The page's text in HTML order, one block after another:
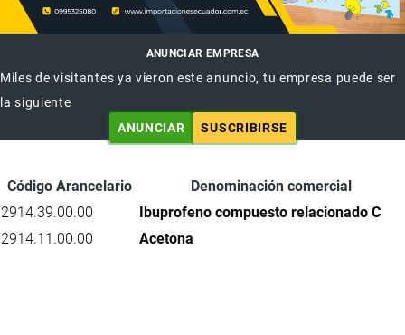
ANUNCIAR EMPRESA
Miles de visitantes ya vieron este anuncio, tu empresa puede ser
la siguiente
ANUNCIAR
SUSCRIBIRSE
Código Arancelario
Denominación comercial
2914.39.00.00
Ibuprofeno compuesto relacionado C
2914.11.00.00
Acetona